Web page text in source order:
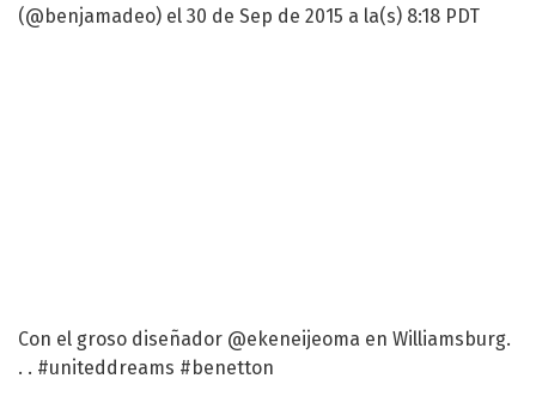
(@benjamadeo) el 30 de Sep de 2015 a la(s) 8:18 PDT
Con el groso diseñador @ekeneijeoma en Williamsburg.
. . #uniteddreams #benetton